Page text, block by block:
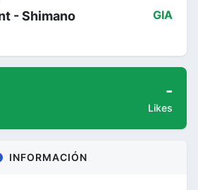
- Shimano GIA
-
Likes
INFORMACIÓN